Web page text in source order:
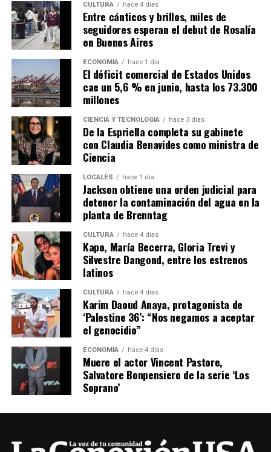
CULTURA hace 4 días
Entre cánticos y brillos, miles de
seguidores esperan el debut de Rosalía
en Buenos Aires
ECONOMÍA hace 1 día
El déficit comercial de Estados Unidos
cae un 5,6 % en junio, hasta los 73.300
millones
CIENCIA Y TECNOLOGÍA hace 3 días
De la Espriella completa su gabinete
con Claudia Benavides como ministra de
Ciencia
LOCALES hace 1 día
Jackson obtiene una orden judicial para
detener la contaminación del agua en la
planta de Brenntag
CULTURA hace 4 días
Kapo, María Becerra, Gloria Trevi y
Silvestre Dangond, entre los estrenos
latinos
CULTURA hace 4 días
Karim Daoud Anaya, protagonista de
‘Palestine 36’: “Nos negamos a aceptar
el genocidio”
ECONOMÍA hace 4 días
Muere el actor Vincent Pastore,
Salvatore Bonpensiero de la serie ‘Los
Soprano’